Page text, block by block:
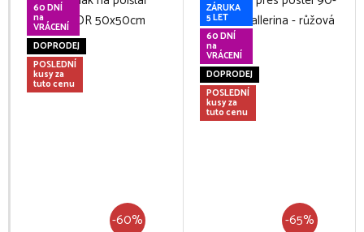
60 DNÍ
na
VRÁCENÍ
DOPRODEJ
POSLEDNÍ
kusy za
tuto cenu
-60%
ZÁRUKA
5 LET
60 DNÍ
na
VRÁCENÍ
DOPRODEJ
POSLEDNÍ
kusy za
tuto cenu
-65%